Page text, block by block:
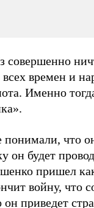
совершенно
времен и
Именно
что
он будет
пришел
войну, что
он приведет